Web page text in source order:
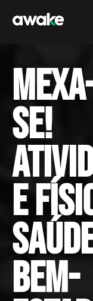
se!
e
bem-